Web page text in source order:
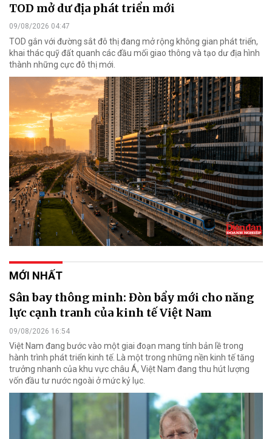
TOD mở dư địa phát triển mới
09/08/2026 04:47
TOD gắn với đường sắt đô thị đang mở rộng không gian phát triển,
khai thác quỹ đất quanh các đầu mối giao thông và tạo dư địa hình
thành những cực đô thị mới.
MỚI NHẤT
Sân bay thông minh: Đòn bẩy mới cho năng
lực cạnh tranh của kinh tế Việt Nam
09/08/2026 16:54
Việt Nam đang bước vào một giai đoạn mang tính bản lề trong
hành trình phát triển kinh tế. Là một trong những nền kinh tế tăng
trưởng nhanh của khu vực châu Á, Việt Nam đang thu hút lượng
vốn đầu tư nước ngoài ở mức kỷ lục.